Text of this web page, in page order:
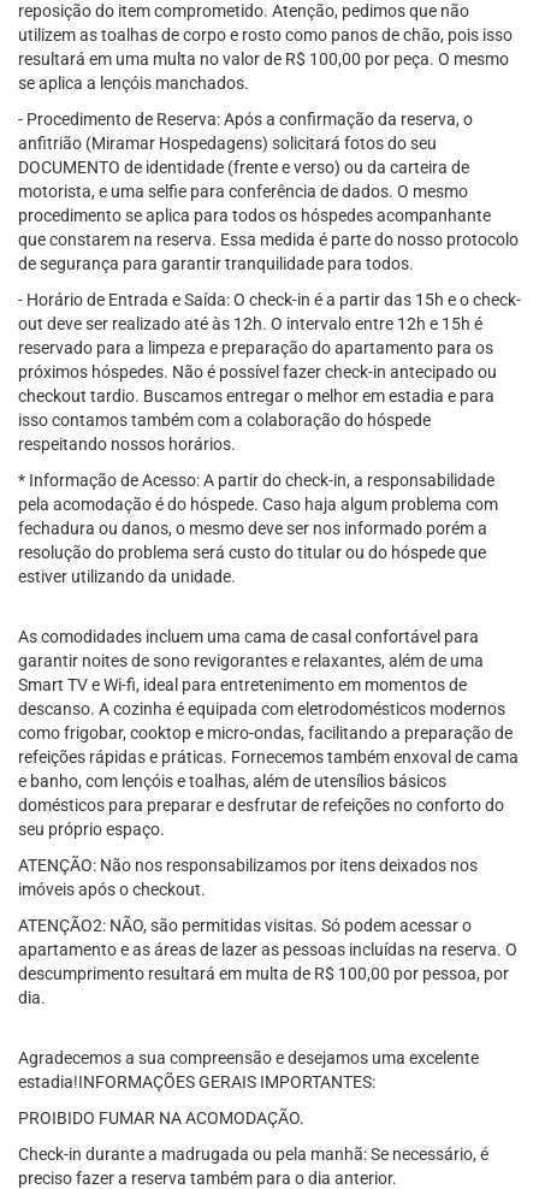
reposição do item comprometido. Atenção, pedimos que não
utilizem as toalhas de corpo e rosto como panos de chão, pois isso
resultará em uma multa no valor de R$ 100,00 por peça. O mesmo
se aplica a lençóis manchados.
- Procedimento de Reserva: Após a confirmação da reserva, o
anfitrião (Miramar Hospedagens) solicitará fotos do seu
DOCUMENTO de identidade (frente e verso) ou da carteira de
motorista, e uma selfie para conferência de dados. O mesmo
procedimento se aplica para todos os hóspedes acompanhante
que constarem na reserva. Essa medida é parte do nosso protocolo
de segurança para garantir tranquilidade para todos.
- Horário de Entrada e Saída: O check-in é a partir das 15h e o check-
out deve ser realizado até às 12h. O intervalo entre 12h e 15h é
reservado para a limpeza e preparação do apartamento para os
próximos hóspedes. Não é possível fazer check-in antecipado ou
checkout tardio. Buscamos entregar o melhor em estadia e para
isso contamos também com a colaboração do hóspede
respeitando nossos horários.
* Informação de Acesso: A partir do check-in, a responsabilidade
pela acomodação é do hóspede. Caso haja algum problema com
fechadura ou danos, o mesmo deve ser nos informado porém a
resolução do problema será custo do titular ou do hóspede que
estiver utilizando da unidade.
As comodidades incluem uma cama de casal confortável para
garantir noites de sono revigorantes e relaxantes, além de uma
Smart TV e Wi-fi, ideal para entretenimento em momentos de
descanso. A cozinha é equipada com eletrodomésticos modernos
como frigobar, cooktop e micro-ondas, facilitando a preparação de
refeições rápidas e práticas. Fornecemos também enxoval de cama
e banho, com lençóis e toalhas, além de utensílios básicos
domésticos para preparar e desfrutar de refeições no conforto do
seu próprio espaço.
ATENÇÃO: Não nos responsabilizamos por itens deixados nos
imóveis após o checkout.
ATENÇÃO2: NÃO, são permitidas visitas. Só podem acessar o
apartamento e as áreas de lazer as pessoas incluídas na reserva. O
descumprimento resultará em multa de R$ 100,00 por pessoa, por
dia.
Agradecemos a sua compreensão e desejamos uma excelente
estadia!INFORMAÇÕES GERAIS IMPORTANTES:
PROIBIDO FUMAR NA ACOMODAÇÃO.
Check-in durante a madrugada ou pela manhã: Se necessário, é
preciso fazer a reserva também para o dia anterior.